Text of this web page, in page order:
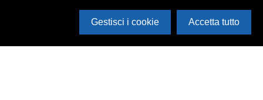
Gestisci i cookie Accetta tutto